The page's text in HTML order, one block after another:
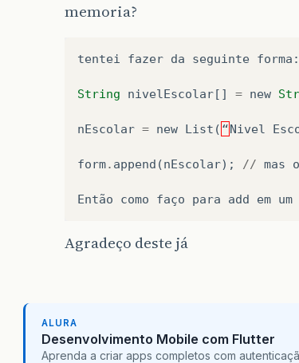
memoria?
tentei fazer da seguinte forma :
String nivelEscolar[] = new
nEscolar = new List ( “Nivel
form. append (nEscolar); // mas
Então como faço para add em um
Agradeço deste já
ALURA
Desenvolvimento Mobile com Flutter
Aprenda a criar apps completos com